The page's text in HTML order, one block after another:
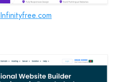
Infinityfree.com